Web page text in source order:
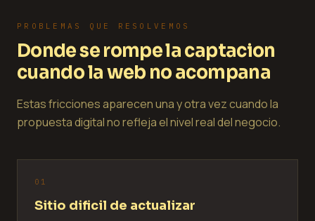
PROBLEMAS QUE RESOLVEMOS
Donde se rompe la captacion
cuando la web no acompana
Estas fricciones aparecen una y otra vez cuando la
propuesta digital no refleja el nivel real del negocio.
0 1
Sitio dificil de actualizar